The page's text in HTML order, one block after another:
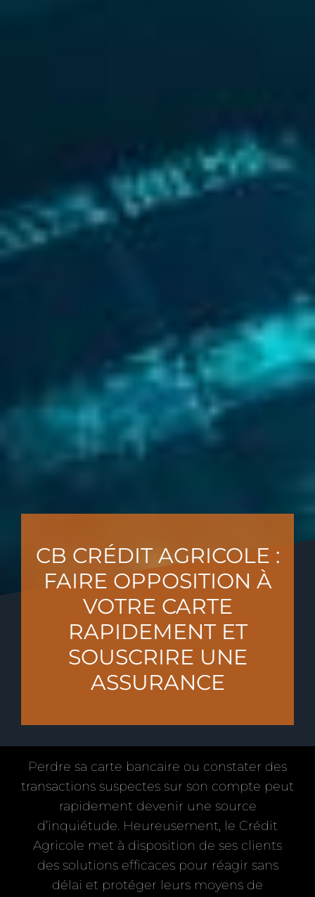
CB CRÉDIT AGRICOLE :
FAIRE OPPOSITION À
VOTRE CARTE
RAPIDEMENT ET
SOUSCRIRE UNE
ASSURANCE
Perdre sa carte bancaire ou constater des
transactions suspectes sur son compte peut
rapidement devenir une source
d’inquiétude. Heureusement, le Crédit
Agricole met à disposition de ses clients
des solutions efficaces pour réagir sans
délai et protéger leurs moyens de